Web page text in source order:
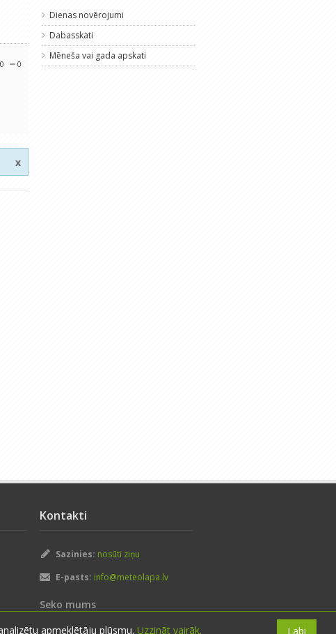
0
0
x
Dienas novērojumi
Dabasskati
Mēneša vai gada apskati
Kontakti
Sazinies: nosūti ziņu
E-pasts: info@meteolapa.lv
Seko mums
Labi
apmeklētāju plūsmu. Uzzināt vairāk.